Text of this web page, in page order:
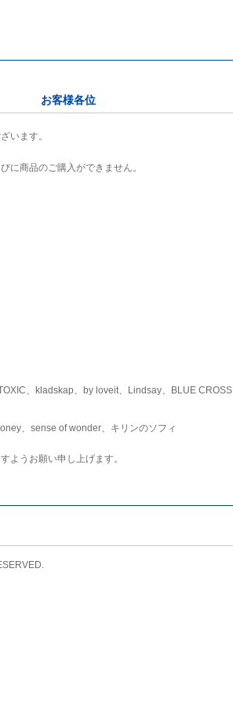
お客様各位
います。
に商品のご購入ができません。
、kladskap、by loveit、Lindsay、BLUE CROSS
、sense of wonder、キリンのソフィ
ようお願い申し上げます。